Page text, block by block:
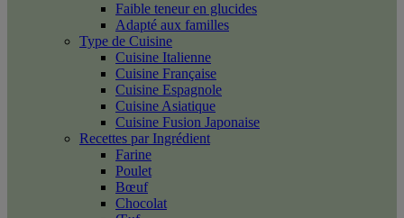
Faible teneur en glucides
Adapté aux familles
Type de Cuisine
Cuisine Italienne
Cuisine Française
Cuisine Espagnole
Cuisine Asiatique
Cuisine Fusion Japonaise
Recettes par Ingrédient
Farine
Poulet
Bœuf
Chocolat